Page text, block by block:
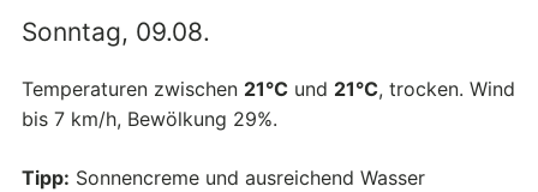
Sonntag, 09.08.
Temperaturen zwischen 21°C und 21°C, trocken. Wind
bis 7 km/h, Bewölkung 29%.
Tipp: Sonnencreme und ausreichend Wasser